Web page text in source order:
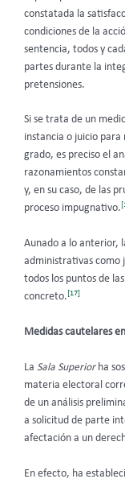
constatada la
condiciones de la
sentencia, todos y
partes durante la
pretensiones.
Si se trata de un
instancia o juicio
grado, es preciso el
razonamientos
y, en su caso, de las
proceso impugnativo.
Aunado a lo anterior,
administrativas como
todos los puntos de
concreto.[17]
Medidas cautelares
La Sala Superiorha
materia electoral
de un análisis
a solicitud de parte
afectación a un
En efecto, ha